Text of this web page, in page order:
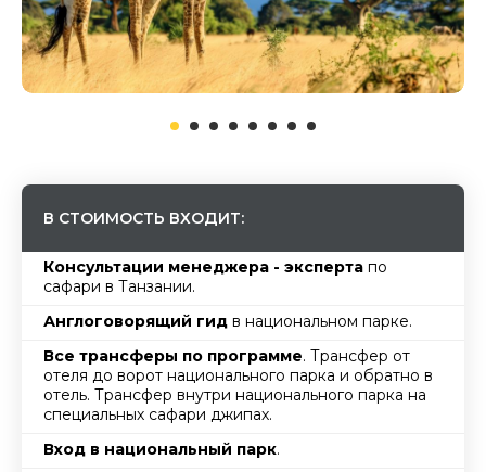
В СТОИМОСТЬ ВХОДИТ:
Консультации менеджера - эксперта по
сафари в Танзании.
Англоговорящий гид в национальном парке.
Все трансферы по программе. Трансфер от
отеля до ворот национального парка и обратно в
отель. Трансфер внутри национального парка на
специальных сафари джипах.
Вход в национальный парк.